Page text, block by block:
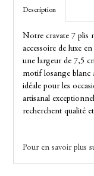
Description
Notre cravate 7 plis
accessoire de luxe
une largeur de 7,5
motif losange blanc
idéale pour les
artisanal
recherchent qualité
Pour en savoir plus